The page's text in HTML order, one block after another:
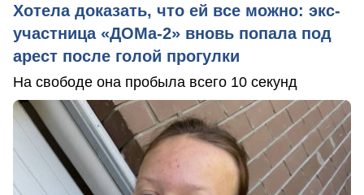
Хотела доказать, что ей все можно: экс-
участница «ДОМа-2» вновь попала под
арест после голой прогулки
На свободе она пробыла всего 10 секунд